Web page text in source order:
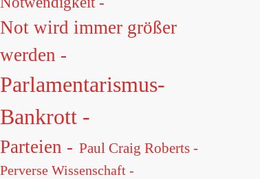
Not wird immer größer
werden -
Parlamentarismus-
Bankrott -
Parteien - Paul Craig Roberts -
Perverse Wissenschaft -